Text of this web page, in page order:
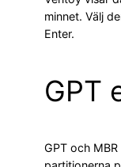
minnet. Välj
Enter.
GPT
GPT och